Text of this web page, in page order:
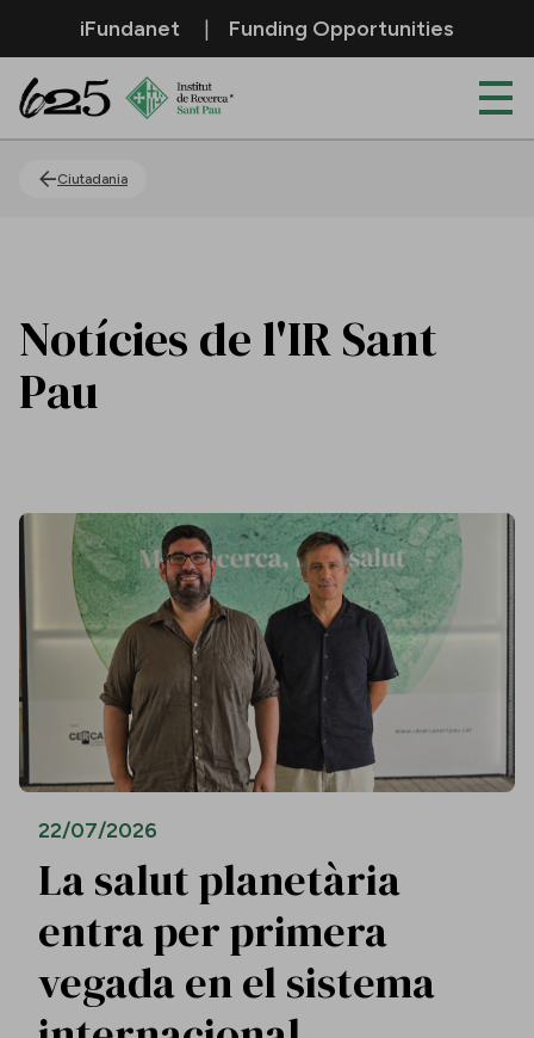
Salta al contingut principal
iFundanet Funding Opportunities
Ciutadania
Notícies de l'IR Sant
Pau
22/07/2026
La salut planetària
entra per primera
vegada en el sistema